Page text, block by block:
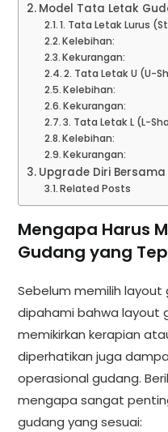
Model Tata Letak
1. Tata Letak Lurus
Kelebihan:
Kekurangan:
2. Tata Letak U (U-
Kelebihan:
Kekurangan:
3. Tata Letak L (L-
Kelebihan:
Kekurangan:
Upgrade Diri Bersama
Related Posts
Mengapa Harus
Gudang yang
Sebelum memilih
dipahami bahwa layout
memikirkan kerapian
diperhatikan juga
operasional gudang.
mengapa sangat
gudang yang sesuai: